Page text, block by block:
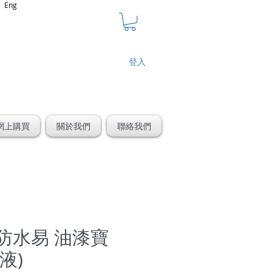
Eng
登入
上購買 關於我們 聯絡我們
水易 油漆寶
)